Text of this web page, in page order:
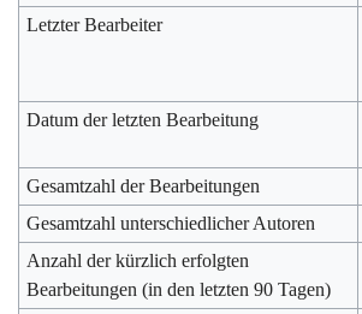
Letzter Bearbeiter
Datum der letzten Bearbeitung
Gesamtzahl der Bearbeitungen
Gesamtzahl unterschiedlicher Autoren
Anzahl der kürzlich erfolgten
Bearbeitungen (in den letzten 90 Tagen)